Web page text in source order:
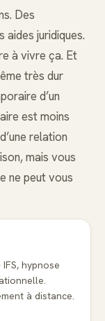
Des
juridiques.
à vivre ça. Et
très dur
d’un
est moins
relation
mais vous
ne peut vous
hypnose
à distance.